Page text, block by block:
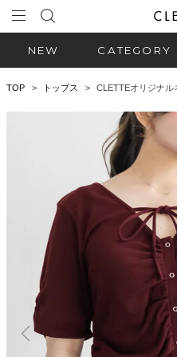
NEW CATEGORY
TOP トップス CLETTEオリジナル